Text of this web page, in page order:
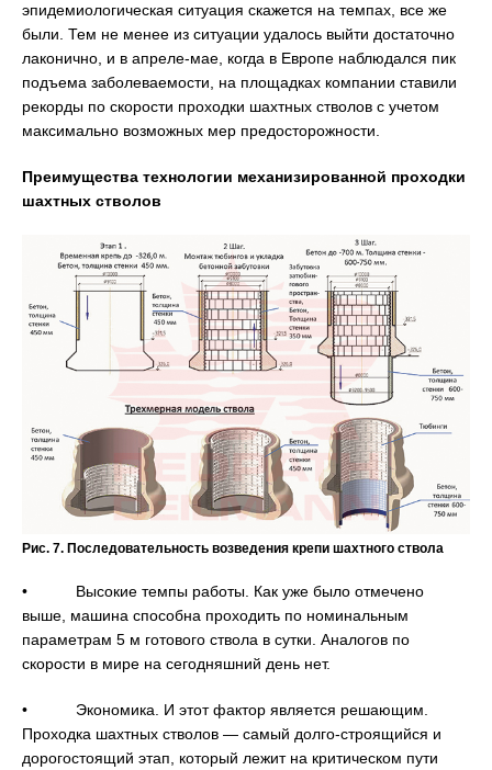
эпидемиологическая ситуация скажется на темпах, все же
были. Тем не менее из ситуации удалось выйти достаточно
лаконично, и в апреле-мае, когда в Европе наблюдался пик
подъема заболеваемости, на площадках компании ставили
рекорды по скорости проходки шахтных стволов с учетом
максимально возможных мер предосторожности.
Преимущества технологии механизированной проходки
шахтных стволов
Рис. 7. Последовательность возведения крепи шахтного ствола
• Высокие темпы работы. Как уже было отмечено
выше, машина способна проходить по номинальным
параметрам 5 м готового ствола в сутки. Аналогов по
скорости в мире на сегодняшний день нет.
• Экономика. И этот фактор является решающим.
Проходка шахтных стволов — самый долго-строящийся и
дорогостоящий этап, который лежит на критическом пути